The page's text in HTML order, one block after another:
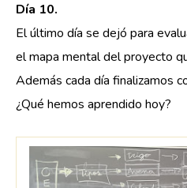
Día 10.
El último día se dejó para
el mapa mental del proyecto
Además cada día finalizamos
¿Qué hemos aprendido hoy?